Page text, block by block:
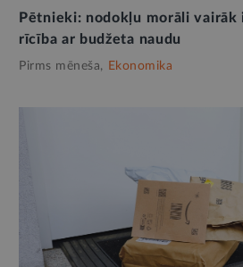
Pētnieki: nodokļu morāli vairāk
rīcība ar budžeta naudu
Pirms mēneša, Ekonomika